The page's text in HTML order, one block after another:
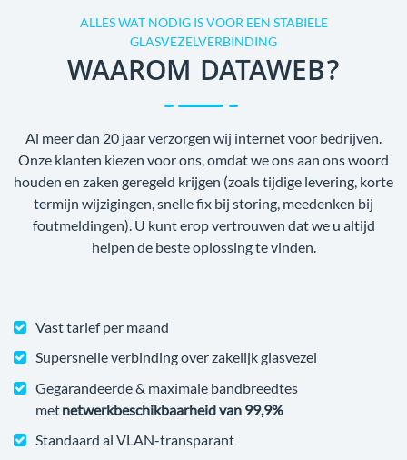
ALLES WAT NODIG IS VOOR EEN STABIELE
GLASVEZELVERBINDING
WAAROM DATAWEB?
Al meer dan 20 jaar verzorgen wij internet voor bedrijven.
Onze klanten kiezen voor ons, omdat we ons aan ons woord
houden en zaken geregeld krijgen (zoals tijdige levering, korte
termijn wijzigingen, snelle fix bij storing, meedenken bij
foutmeldingen). U kunt erop vertrouwen dat we u altijd
helpen de beste oplossing te vinden.
Vast tarief per maand
Supersnelle verbinding over zakelijk glasvezel
Gegarandeerde & maximale bandbreedtes
metnetwerkbeschikbaarheid van 99,9%
Standaard al VLAN-transparant